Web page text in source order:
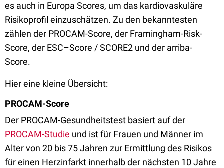
es auch in Europa Scores, um das kardiovaskuläre
Risikoprofil einzuschätzen. Zu den bekanntesten
zählen der PROCAM-Score, der Framingham-Risk-
Score, der ESC–Score / SCORE2 und der arriba-
Score.
Hier eine kleine Übersicht:
PROCAM-Score
Der PROCAM-Gesundheitstest basiert auf der
PROCAM-Studie und ist für Frauen und Männer im
Alter von 20 bis 75 Jahren zur Ermittlung des Risikos
für einen Herzinfarkt innerhalb der nächsten 10 Jahre